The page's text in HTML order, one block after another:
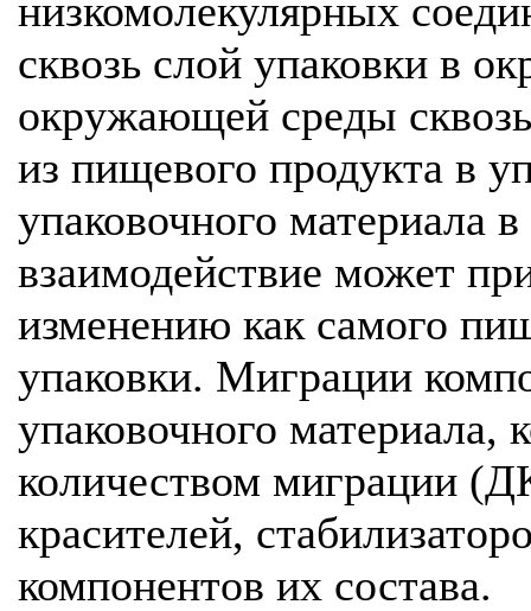
низкомолекулярных
сквозь слой упаковки в
окружающей среды
из пищевого продукта в
упаковочного материала
взаимодействие может
изменению как самого
упаковки. Миграции
упаковочного материала,
количеством миграции
красителей,
компонентов их состава.